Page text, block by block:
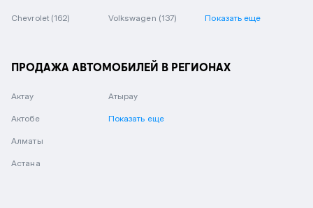
Chevrolet (162) Volkswagen (137) Показать еще
ПРОДАЖА АВТОМОБИЛЕЙ В РЕГИОНАХ
Актау
Актобе
Алматы
Астана
Атырау
Показать еще